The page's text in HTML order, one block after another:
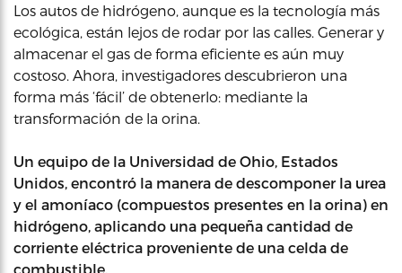
Los autos de hidrógeno, aunque es la tecnología más
ecológica, están lejos de rodar por las calles. Generar y
almacenar el gas de forma eficiente es aún muy
costoso. Ahora, investigadores descubrieron una
forma más ‘fácil’ de obtenerlo: mediante la
transformación de la orina.
Un equipo de la Universidad de Ohio, Estados
Unidos, encontró la manera de descomponer la urea
y el amoníaco (compuestos presentes en la orina) en
hidrógeno, aplicando una pequeña cantidad de
corriente eléctrica proveniente de una celda de
combustible.